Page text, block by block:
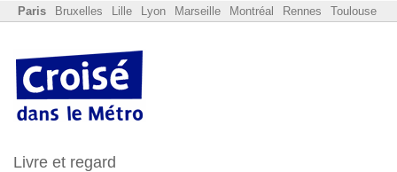
Paris Bruxelles Lille Lyon Marseille Montréal Rennes Toulouse
Livre et regard